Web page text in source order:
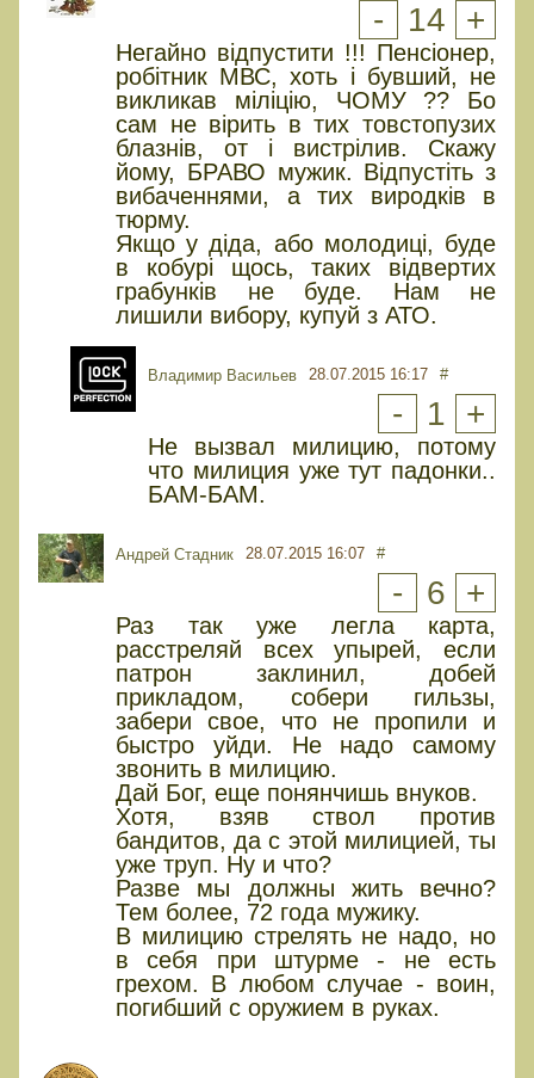
- 14 +
Негайно відпустити !!! Пенсіонер,
робітник МВС, хоть і бувший, не
викликав міліцію, ЧОМУ ?? Бо
сам не вірить в тих товстопузих
блазнів, от і вистрілив. Скажу
йому, БРАВО мужик. Відпустіть з
вибаченнями, а тих виродків в
тюрму.
Якщо у діда, або молодиці, буде
в кобурі щось, таких відвертих
грабунків не буде. Нам не
лишили вибору, купуй з АТО.
Владимир Васильев 28.07.2015 16:17 #
- 1 +
Не вызвал милицию, потому
что милиция уже тут падонки..
БАМ-БАМ.
Андрей Стадник 28.07.2015 16:07 #
- 6 +
Раз так уже легла карта,
расстреляй всех упырей, если
патрон заклинил, добей
прикладом, собери гильзы,
забери свое, что не пропили и
быстро уйди. Не надо самому
звонить в милицию.
Дай Бог, еще понянчишь внуков.
Хотя, взяв ствол против
бандитов, да с этой милицией, ты
уже труп. Ну и что?
Разве мы должны жить вечно?
Тем более, 72 года мужику.
В милицию стрелять не надо, но
в себя при штурме - не есть
грехом. В любом случае - воин,
погибший с оружием в руках.